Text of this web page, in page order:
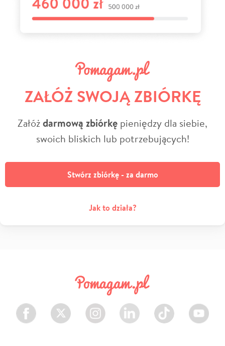
ZAŁÓŻ SWOJĄ ZBIÓRKĘ
Załóżdarmową zbiórkę pieniędzy dla siebie,
swoich bliskich lub potrzebujących!
Stwórz zbiórkę - za darmo
Jak to działa?
Facebook Twitter Instagram LinkedIn TikTok Youtube